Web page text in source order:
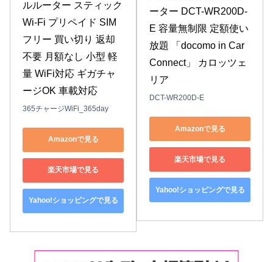
ルルーター スティック
Wi-Fi プリペイド SIM
フリー 買い切り 返却
不要 月額なし 小型 軽
量 WiFi対応 ギガチャ
ージOK 車載対応
365チャージWiFi_365day
Amazonで見る
楽天市場で見る
Yahoo!ショッピングで見る
ーター DCT-WR200D-
E 容量無制限 定額使い
放題 「docomo in Car
Connect」 カロッツェ
リア
DCT-WR200D-E
Amazonで見る
楽天市場で見る
Yahoo!ショッピングで見る